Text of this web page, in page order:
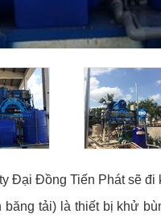
Đại Đồng Tiến Phát sẽ
băng tải) là thiết bị khử